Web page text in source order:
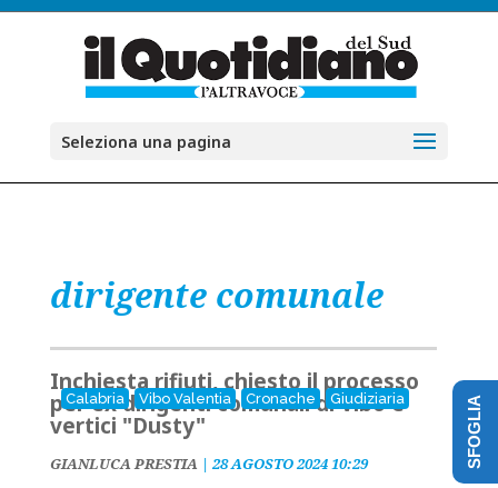
Seleziona una pagina
dirigente comunale
Calabria Vibo Valentia Cronache Giudiziaria
Inchiesta rifiuti, chiesto il processo
per ex dirigenti comunali di Vibo e
vertici "Dusty"
GIANLUCA PRESTIA| 28 AGOSTO 2024 10:29 SFOGLIA